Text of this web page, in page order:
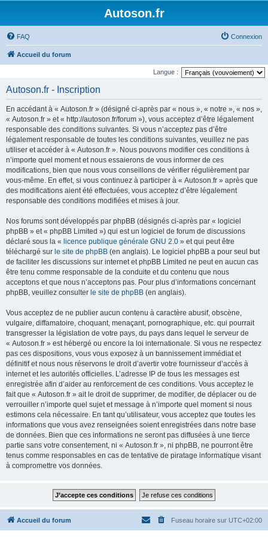
Autoson.fr
FAQ Connexion
Accueil du forum
Langue :
Autoson.fr - Inscription
En accédant à « Autoson.fr » (désigné ci-après par « nous », « notre », « nos »,
« Autoson.fr » et « http://autoson.fr/forum »), vous acceptez d’être légalement
responsable des conditions suivantes. Si vous n’acceptez pas d’être
légalement responsable de toutes les conditions suivantes, veuillez ne pas
utiliser et accéder à « Autoson.fr ». Nous pouvons modifier ces conditions à
n’importe quel moment et nous essaierons de vous informer de ces
modifications, bien que nous vous conseillons de vérifier régulièrement par
vous-même. En effet, si vous continuez à participer à « Autoson.fr » après que
des modifications aient été effectuées, vous acceptez d’être légalement
responsable des conditions modifiées et mises à jour.
Nos forums sont développés par phpBB (désignés ci-après par « logiciel
phpBB » et « phpBB Limited ») qui est un logiciel de forum de discussions
déclaré sous la « licence publique générale GNU 2.0 » et qui peut être
téléchargé sur le site de phpBB (en anglais). Le logiciel phpBB a pour seul but
de faciliter les discussions sur internet et phpBB Limited ne peut en aucun cas
être tenu comme responsable de la conduite et du contenu que nous
acceptons et que nous n’acceptons pas. Pour plus d’informations concernant
phpBB, veuillez consulter le site de phpBB (en anglais).
Vous acceptez de ne publier aucun contenu à caractère abusif, obscène,
vulgaire, diffamatoire, choquant, menaçant, pornographique, etc. qui pourrait
transgresser la législation de votre pays, du pays dans lequel le serveur de
« Autoson.fr » est hébergé ou encore la loi internationale. Si vous ne respectez
pas ces dispositions, vous vous exposez à un bannissement immédiat et
définitif et nous nous réservons le droit d’avertir votre fournisseur d’accès à
internet et les autorités officielles. L’adresse IP de tous les messages est
enregistrée afin d’aider au renforcement de ces conditions. Vous acceptez le
fait que « Autoson.fr » ait le droit de supprimer, de modifier, de déplacer ou de
verrouiller n’importe quel sujet et message à n’importe quel moment si nous
estimons cela nécessaire. En tant qu’utilisateur, vous acceptez que toutes les
informations que vous avez renseignées soient enregistrées dans notre base
de données. Bien que ces informations ne seront pas diffusées à une tierce
partie sans votre consentement, ni « Autoson.fr », ni phpBB, ne pourront être
tenus comme responsables en cas de tentative de piratage informatique visant
à compromettre vos données.
Accueil du forum Fuseau horaire sur UTC+02:00